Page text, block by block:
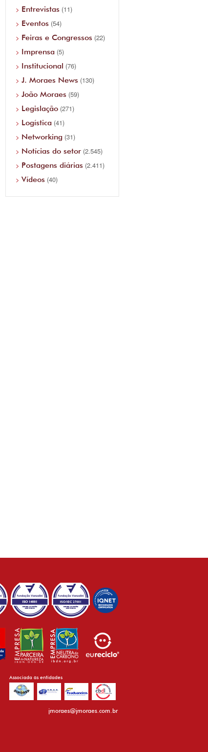
Entrevistas (11)
Eventos (54)
Feiras e Congressos (22)
Imprensa (5)
Institucional (76)
J. Moraes News (130)
João Moraes (59)
Legislação (271)
Logística (41)
Networking (31)
Notícias do setor (2.545)
Postagens diárias (2.411)
Vídeos (40)
Associada às entidades
jmoraes@jmoraes.com.br